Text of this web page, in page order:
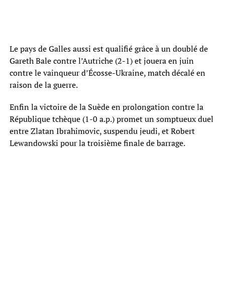
Le pays de Galles aussi est qualifié grâce à un doublé de
Gareth Bale contre l’Autriche (2-1) et jouera en juin
contre le vainqueur d’Écosse-Ukraine, match décalé en
raison de la guerre.
Enfin la victoire de la Suède en prolongation contre la
République tchèque (1-0 a.p.) promet un somptueux duel
entre Zlatan Ibrahimovic, suspendu jeudi, et Robert
Lewandowski pour la troisième finale de barrage.